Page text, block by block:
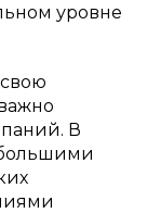
уровне
В